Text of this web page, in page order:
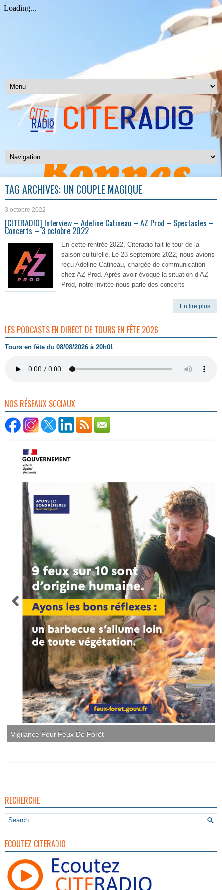
TAG ARCHIVES: UN COUPLE MAGIQUE
3 octobre 2022
[CITERADIO] Interview – Adeline Catineau – AZ Prod – Spectacles –
Concerts – 3 octobre 2022
En cette rentrée 2022, Citéradio fait le tour de la
saison culturelle. Le 23 septembre 2022, nous avions
reçu Adeline Catineau, chargée de communication
chez AZ Prod. Après avoir évoqué la situation d’AZ
Prod, notre invitée nous parle des concerts
En lire plus
LES PODCASTS EN DIRECT DE TOURS EN FÊTE 2026
Tours en fête du 08/08/2026 à 20h01
NOS RÉSEAUX SOCIAUX
Vigilance Pour Feux De Forêt
RECHERCHE
ECOUTEZ CITERADIO